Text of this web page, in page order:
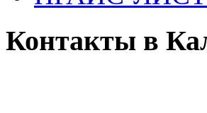
Контакты в